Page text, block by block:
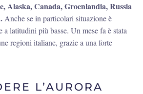
Alaska, Canada, Groenlandia, Russia
Anche se in particolari situazione è
a latitudini più basse. Un mese fa è stata
regioni italiane, grazie a una forte
L’AURORA